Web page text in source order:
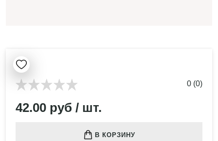
0 (0)
42.00 руб / шт.
В КОРЗИНУ